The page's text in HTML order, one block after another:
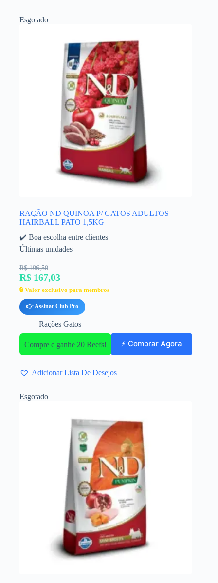
Esgotado
RAÇÃO ND QUINOA P/ GATOS ADULTOS
HAIRBALL PATO 1,5KG
✔️ Boa escolha entre clientes
Últimas unidades
R$ 196,50
R$ 167,03
🔒 Valor exclusivo para membros
👉 Assinar Club Pro
Rações Gatos
Compre e ganhe 20 Reefs! ⚡ Comprar Agora
Adicionar Lista De Desejos
Esgotado